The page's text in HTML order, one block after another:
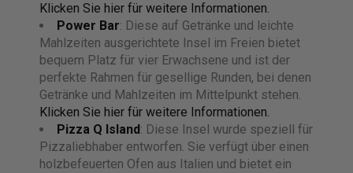
Klicken Sie hier für weitere Informationen.
Power Bar: Diese auf Getränke und leichte
Mahlzeiten ausgerichtete Insel im Freien bietet
bequem Platz für vier Erwachsene und ist der
perfekte Rahmen für gesellige Runden, bei denen
Getränke und Mahlzeiten im Mittelpunkt stehen.
Klicken Sie hier für weitere Informationen.
Pizza Q Island: Diese Insel wurde speziell für
Pizzaliebhaber entworfen. Sie verfügt über einen
holzbefeuerten Ofen aus Italien und bietet ein